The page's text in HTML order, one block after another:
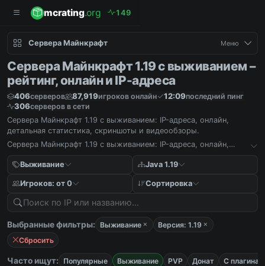
mcrating.org 1 49
Сервера Майнкрафт Меню
Сервера Майнкрафт 1.19 с выживанием –
рейтинг, онлайн и IP-адреса
406серверов 87,919игроков онлайн 12:09последний пинг
306серверов в сети
Сервера Майнкрафт 1.19 с выживанием: IP-адреса, онлайн,
детальная статистика, скриншоты и видеообзоры.
Сервера Майнкрафт 1.19 с выживанием: IP-адреса, онлайн,
Выживание
Java 1.19
Игроков: от 0 Сортировка
Выбранные фильтры: Выживание
Версия: 1.19
Сбросить
Часто ищут: Популярные Выживание PVP Донат С